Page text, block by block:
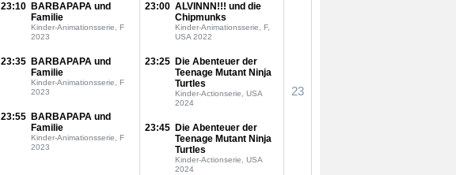
23:10 BARBAPAPA und
Familie
Kinder-Animationsserie, F
2023
23:35 BARBAPAPA und
Familie
Kinder-Animationsserie, F
2023
23:55 BARBAPAPA und
Familie
Kinder-Animationsserie, F
2023
23:00 ALVINNN!!! und die
Chipmunks
Kinder-Animationsserie, F,
USA 2022
23:25 Die Abenteuer der
Teenage Mutant Ninja
Turtles
Kinder-Actionserie, USA
2024
23:45 Die Abenteuer der
Teenage Mutant Ninja
Turtles
Kinder-Actionserie, USA
2024
23